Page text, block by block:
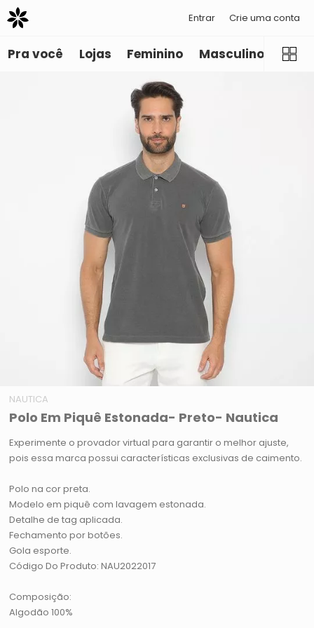
Entrar Crie uma conta
Pra você Lojas Feminino Masculino
NAUTICA
Polo Em Piquê Estonada- Preto- Nautica
Experimente o provador virtual para garantir o melhor ajuste,
pois essa marca possui características exclusivas de caimento.
Polo na cor preta.
Modelo em piquê com lavagem estonada.
Detalhe de tag aplicada.
Fechamento por botões.
Gola esporte.
Código Do Produto: NAU2022017
Composição:
Algodão 100%